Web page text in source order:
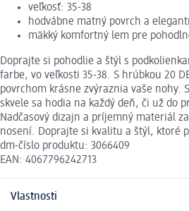
veľkosť: 35-38
hodvábne matný povrch a
mäkký komfortný lem pre
Doprajte si pohodlie a štýl s
farbe, vo veľkosti 35-38. S hrúbkou 20
povrchom krásne zvýraznia vaše nohy.
skvele sa hodia na každý deň, či už do
Nadčasový dizajn a príjemný materiál
nosení. Doprajte si kvalitu a štýl, ktoré
dm-číslo produktu: 3066409
EAN: 4067796242713
Vlastnosti